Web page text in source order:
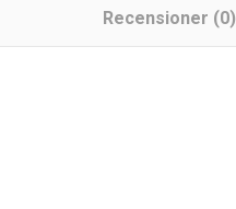
Recensioner (0)